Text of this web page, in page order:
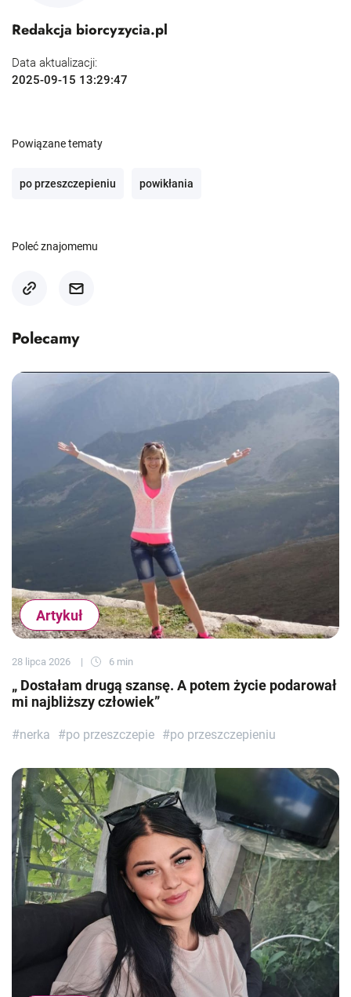
Redakcja biorcyzycia.pl
Data aktualizacji:
2025-09-15 13:29:47
Powiązane tematy
po przeszczepieniu powikłania
Poleć znajomemu
Polecamy
Artykuł
28 lipca 2026 6 min
„ Dostałam drugą szansę. A potem życie podarował
mi najbliższy człowiek”
#nerka #po przeszczepie #po przeszczepieniu